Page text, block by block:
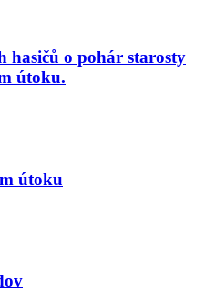
hasičů o pohár starosty
útoku.
útoku